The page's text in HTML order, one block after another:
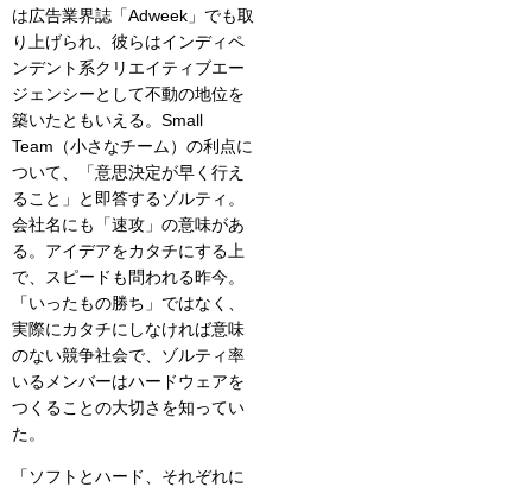
は広告業界誌「Adweek」でも取
り上げられ、彼らはインディペ
ンデント系クリエイティブエー
ジェンシーとして不動の地位を
築いたともいえる。Small
Team（小さなチーム）の利点に
ついて、「意思決定が早く行え
ること」と即答するゾルティ。
会社名にも「速攻」の意味があ
る。アイデアをカタチにする上
で、スピードも問われる昨今。
「いったもの勝ち」ではなく、
実際にカタチにしなければ意味
のない競争社会で、ゾルティ率
いるメンバーはハードウェアを
つくることの大切さを知ってい
た。
「ソフトとハード、それぞれに